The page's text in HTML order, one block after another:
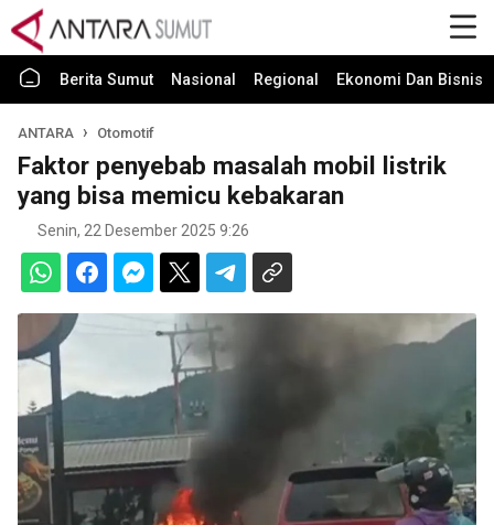
Berita Sumut Nasional Regional Ekonomi Dan Bisnis
ANTARA Otomotif
Faktor penyebab masalah mobil listrik
yang bisa memicu kebakaran
Senin, 22 Desember 2025 9:26